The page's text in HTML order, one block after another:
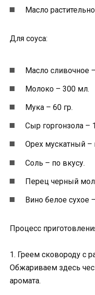
Масло
Для соуса:
Масло сливочное
Молоко – 300 мл.
Мука – 60 гр.
Сыр горгонзола –
Орех мускатный –
Соль – по вкусу.
Перец черный
Вино белое сухое
Процесс
1. Греем сковороду с
Обжариваем здесь
аромата.